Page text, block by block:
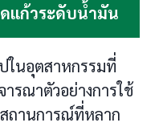
แก้วระดับน้ำมัน
ในอุตสาหกรรมที่
ารณาตัวอย่างการใช้
ถานการณ์ที่หลาก